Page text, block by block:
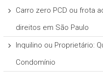
Carro zero PCD ou frota
direitos em São Paulo
Inquilino ou Proprietário:
Condomínio